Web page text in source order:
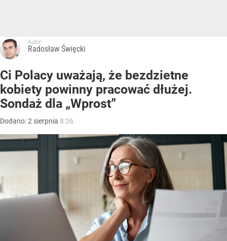
Autor:
Radosław Święcki
Ci Polacy uważają, że bezdzietne
kobiety powinny pracować dłużej.
Sondaż dla „Wprost”
Dodano:2 sierpnia 8:36